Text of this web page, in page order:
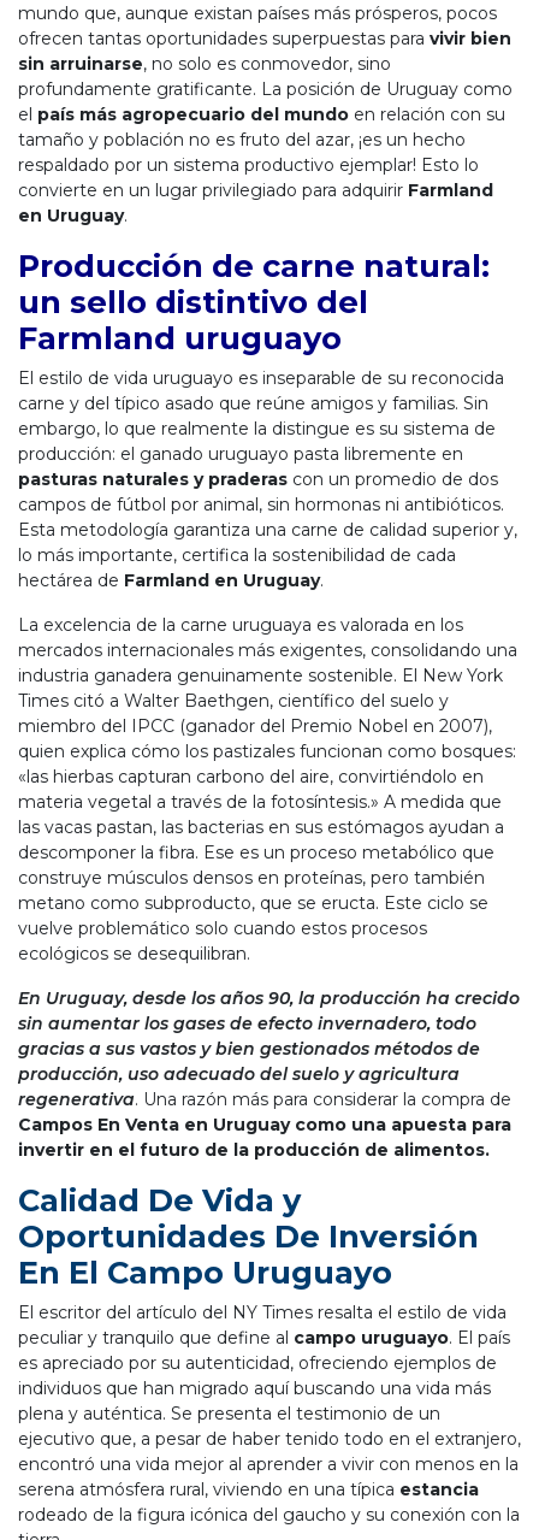
mundo que, aunque existan países más prósperos, pocos
ofrecen tantas oportunidades superpuestas para vivir bien
sin arruinarse, no solo es conmovedor, sino
profundamente gratificante. La posición de Uruguay como
el país más agropecuario del mundo en relación con su
tamaño y población no es fruto del azar, ¡es un hecho
respaldado por un sistema productivo ejemplar! Esto lo
convierte en un lugar privilegiado para adquirir Farmland
en Uruguay.
Producción de carne natural:
un sello distintivo del
Farmland uruguayo
El estilo de vida uruguayo es inseparable de su reconocida
carne y del típico asado que reúne amigos y familias. Sin
embargo, lo que realmente la distingue es su sistema de
producción: el ganado uruguayo pasta libremente en
pasturas naturales y praderas con un promedio de dos
campos de fútbol por animal, sin hormonas ni antibióticos.
Esta metodología garantiza una carne de calidad superior y,
lo más importante, certifica la sostenibilidad de cada
hectárea de Farmland en Uruguay.
La excelencia de la carne uruguaya es valorada en los
mercados internacionales más exigentes, consolidando una
industria ganadera genuinamente sostenible. El New York
Times citó a Walter Baethgen, científico del suelo y
miembro del IPCC (ganador del Premio Nobel en 2007),
quien explica cómo los pastizales funcionan como bosques:
«las hierbas capturan carbono del aire, convirtiéndolo en
materia vegetal a través de la fotosíntesis.» A medida que
las vacas pastan, las bacterias en sus estómagos ayudan a
descomponer la fibra. Ese es un proceso metabólico que
construye músculos densos en proteínas, pero también
metano como subproducto, que se eructa. Este ciclo se
vuelve problemático solo cuando estos procesos
ecológicos se desequilibran.
En Uruguay, desde los años 90, la producción ha crecido
sin aumentar los gases de efecto invernadero, todo
gracias a sus vastos y bien gestionados métodos de
producción, uso adecuado del suelo y agricultura
regenerativa. Una razón más para considerar la compra de
Campos En Venta en Uruguay como una apuesta para
invertir en el futuro de la producción de alimentos.
Calidad De Vida y
Oportunidades De Inversión
En El Campo Uruguayo
El escritor del artículo del NY Times resalta el estilo de vida
peculiar y tranquilo que define al campo uruguayo. El país
es apreciado por su autenticidad, ofreciendo ejemplos de
individuos que han migrado aquí buscando una vida más
plena y auténtica. Se presenta el testimonio de un
ejecutivo que, a pesar de haber tenido todo en el extranjero,
encontró una vida mejor al aprender a vivir con menos en la
serena atmósfera rural, viviendo en una típica estancia
rodeado de la figura icónica del gaucho y su conexión con la